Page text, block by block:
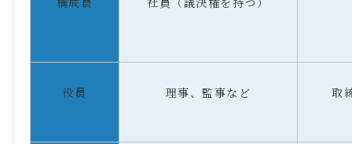
役員 理事、監事など 取